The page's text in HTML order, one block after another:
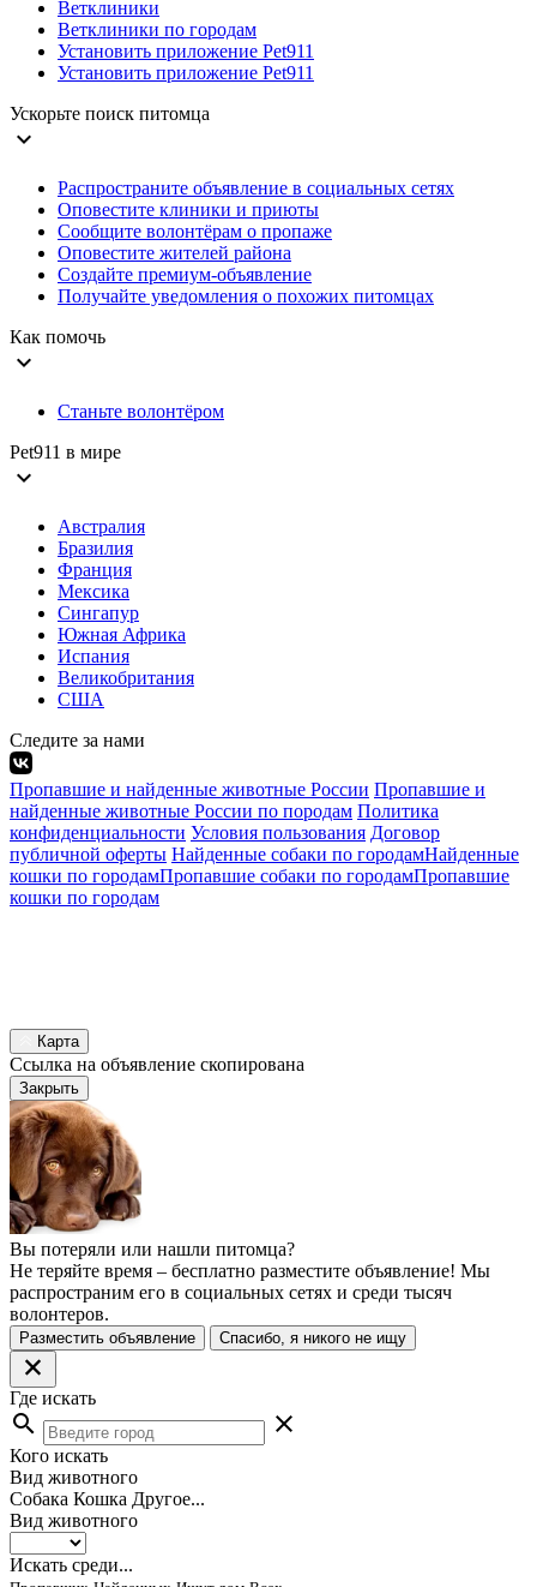
Ветклиники
Ветклиники по городам
Установить приложение Pet911
Установить приложение Pet911
Ускорьте поиск питомца
expand_more
Распространите объявление в социальных сетях
Оповестите клиники и приюты
Сообщите волонтёрам о пропаже
Оповестите жителей района
Создайте премиум-объявление
Получайте уведомления о похожих питомцах
Как помочь
expand_more
Станьте волонтёром
Pet911 в мире
expand_more
Австралия
Бразилия
Франция
Мексика
Сингапур
Южная Африка
Испания
Великобритания
США
Следите за нами
Пропавшие и найденные животные России Пропавшие и
найденные животные России по породам Политика
конфиденциальности Условия пользования Договор
публичной оферты Найденные собаки по городамНайденные
кошки по городамПропавшие собаки по городамПропавшие
кошки по городам
Карта
Ссылка на объявление скопирована
Закрыть
Вы потеряли или нашли питомца?
Не теряйте время – бесплатно разместите объявление! Мы
распространим его в социальных сетях и среди тысяч
волонтеров.
Разместить объявление Спасибо, я никого не ищу
Где искать
search close
Кого искать
Вид животного
Собака Кошка Другое...
Вид животного
Искать среди...